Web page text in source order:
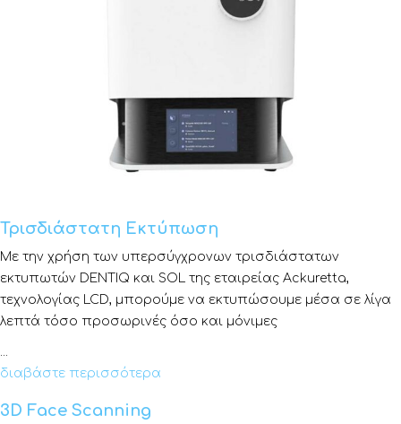
Τρισδιάστατη Εκτύπωση
Με την χρήση των υπερσύγχρονων τρισδιάστατων
εκτυπωτών DENTIQ και SOL της εταιρείας Ackuretta,
τεχνολογίας LCD, μπορούμε να εκτυπώσουμε μέσα σε λίγα
λεπτά τόσο προσωρινές όσο και μόνιμες
...
διαβάστε περισσότερα
3D Face Scanning